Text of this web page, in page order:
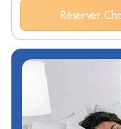
Réserver